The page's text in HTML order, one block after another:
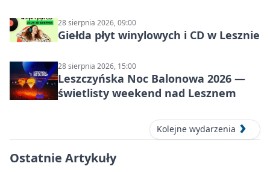
28 sierpnia 2026, 09:00
Giełda płyt winylowych i CD w Lesznie
28 sierpnia 2026, 15:00
Leszczyńska Noc Balonowa 2026 —
świetlisty weekend nad Lesznem
Kolejne wydarzenia
Ostatnie Artykuły